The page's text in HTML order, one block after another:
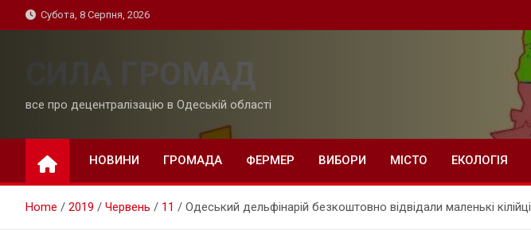
to
Субота, 8 Серпня, 2026
СИЛА ГРОМАД
все про децентралізацію в Одеській області
НОВИНИ ГРОМАДА ФЕРМЕР ВИБОРИ МІСТО ЕКОЛОГІЯ
Home 2019 Червень 11 Одеський дельфінарій безкоштовно відвідали маленькі кілійці